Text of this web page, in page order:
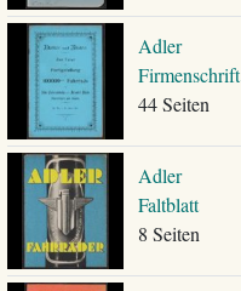
Adler
Firmenschrift
44 Seiten
Adler
Faltblatt
8 Seiten